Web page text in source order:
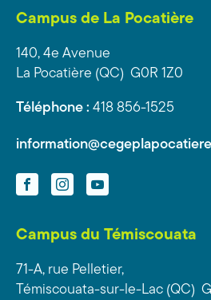
Campus de La Pocatière
140, 4e Avenue
La Pocatière (QC) G0R 1Z0
Téléphone : 418 856-1525
FacebookInstagramYouTube
Campus du Témiscouata
71-A, rue Pelletier,
Témiscouata-sur-le-Lac (QC)